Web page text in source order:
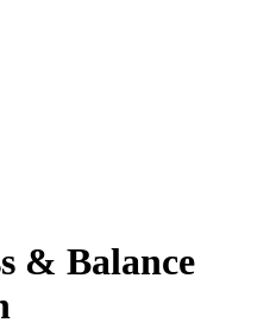
& Balance